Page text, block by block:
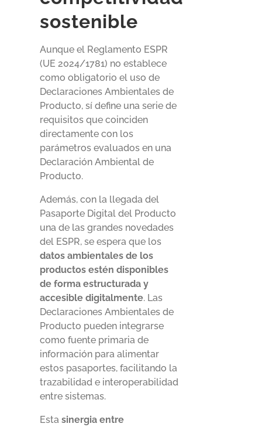
sostenible
Aunque el Reglamento ESPR
(UE 2024/1781) no establece
como obligatorio el uso de
Declaraciones Ambientales de
Producto, sí define una serie de
requisitos que coinciden
directamente con los
parámetros evaluados en una
Declaración Ambiental de
Producto.
Además, con la llegada del
Pasaporte Digital del Producto
una de las grandes novedades
del ESPR, se espera que los
datos ambientales de los
productos estén disponibles
de forma estructurada y
accesible digitalmente. Las
Declaraciones Ambientales de
Producto pueden integrarse
como fuente primaria de
información para alimentar
estos pasaportes, facilitando la
trazabilidad e interoperabilidad
entre sistemas.
Esta sinergia entre